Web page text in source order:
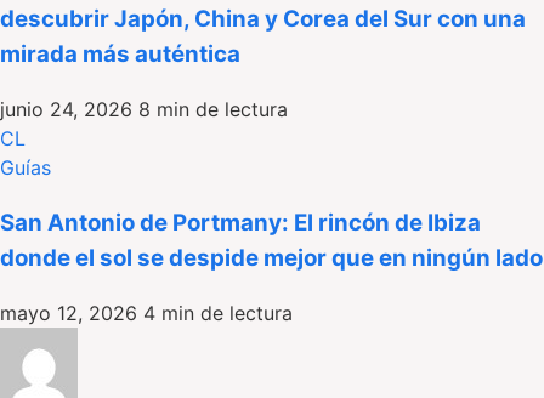
descubrir Japón, China y Corea del Sur con una
mirada más auténtica
junio 24, 2026 8 min de lectura
CL
Guías
San Antonio de Portmany: El rincón de Ibiza
donde el sol se despide mejor que en ningún lado
mayo 12, 2026 4 min de lectura